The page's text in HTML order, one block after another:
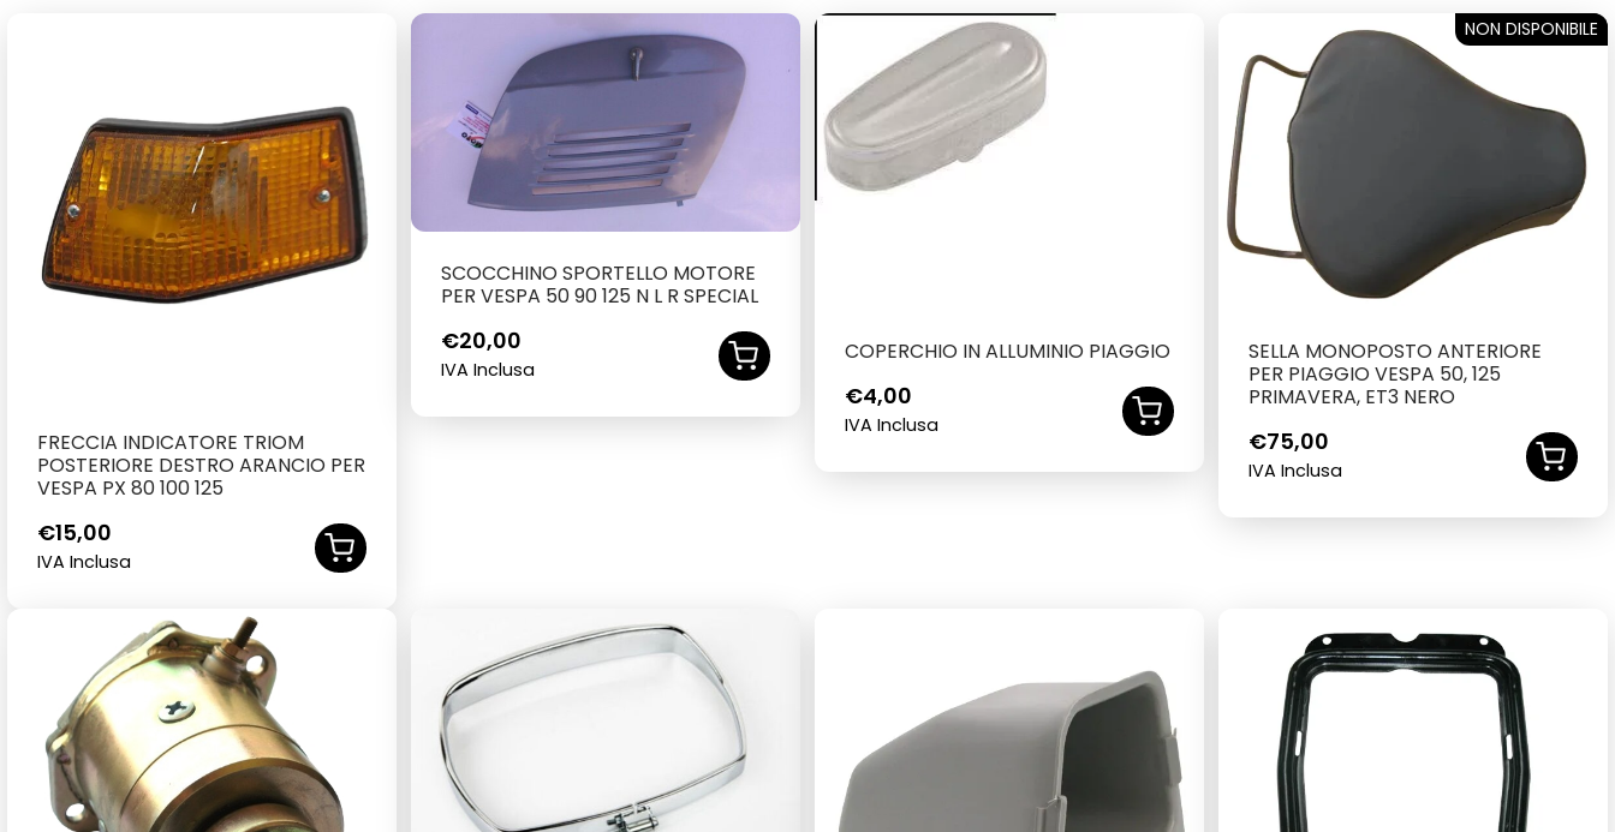
FRECCIA INDICATORE TRIOM
POSTERIORE DESTRO ARANCIO PER
VESPA PX 80 100 125
€15,00
IVA Inclusa
SCOCCHINO SPORTELLO MOTORE
PER VESPA 50 90 125 N L R SPECIAL
€20,00
IVA Inclusa
COPERCHIO IN ALLUMINIO PIAGGIO
€4,00
IVA Inclusa
SOLD OUT
NON DISPONIBILE
SELLA MONOPOSTO ANTERIORE
PER PIAGGIO VESPA 50, 125
PRIMAVERA, ET3 NERO
€75,00
IVA Inclusa